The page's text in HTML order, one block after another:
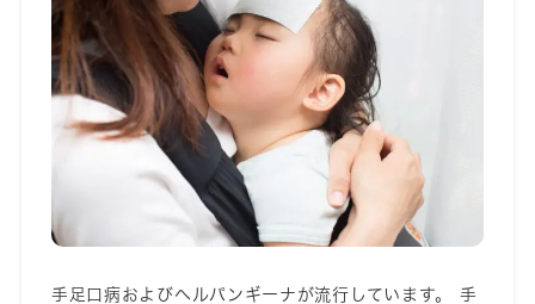
手足口病およびヘルパンギーナが流行しています。 手